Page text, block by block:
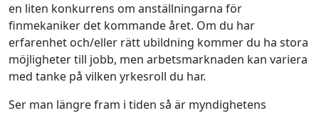
en liten konkurrens om anställningarna för
finmekaniker det kommande året. Om du har
erfarenhet och/eller rätt ubildning kommer du ha stora
möjligheter till jobb, men arbetsmarknaden kan variera
med tanke på vilken yrkesroll du har.
Ser man längre fram i tiden så är myndighetens